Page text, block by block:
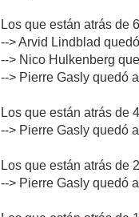
Los que están atrás de
--> Arvid Lindblad
--> Nico Hulkenberg
--> Pierre Gasly quedó
Los que están atrás de
--> Pierre Gasly quedó
Los que están atrás de
--> Pierre Gasly quedó